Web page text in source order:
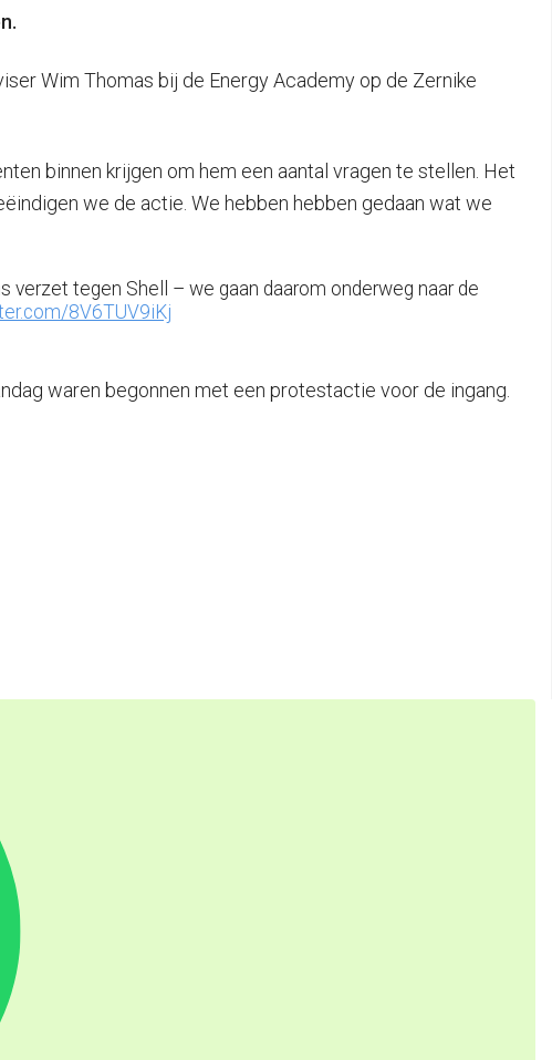
Wim Thomas bij de Energy Academy op de Zernike
binnen krijgen om hem een aantal vragen te stellen. Het
we de actie. We hebben hebben gedaan wat we
verzet tegen Shell – we gaan daarom onderweg naar de
8V6TUV9iKj
waren begonnen met een protestactie voor de ingang.